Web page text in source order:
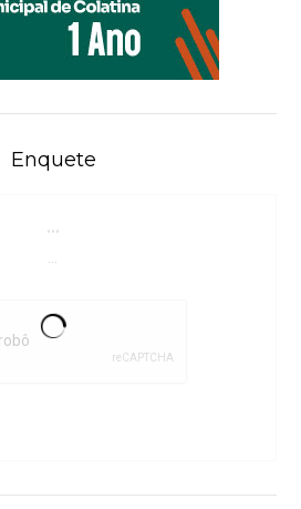
Enquete
...
...